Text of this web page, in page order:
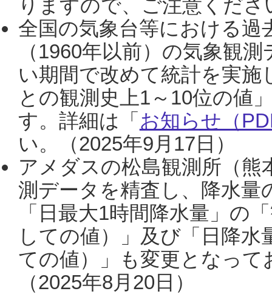
りますので、ご注意くだ
全国の気象台等における過
（1960年以前）の気象観
い期間で改めて統計を実
との観測史上1～10位の値
す。詳細は「 お知らせ（
い。（2025年9月17日）
アメダスの松島観測所（熊
測データを精査し、降水
「日最大1時間降水量」の
しての値）」及び「日降
ての値）」も変更となっ
（2025年8月20日）